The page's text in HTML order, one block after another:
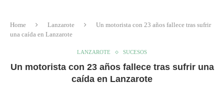
Home Lanzarote
Un motorista con 23 años fallece tras sufrir
una caída en Lanzarote
LANZAROTE SUCESOS
Un motorista con 23 años fallece tras sufrir una
caída en Lanzarote